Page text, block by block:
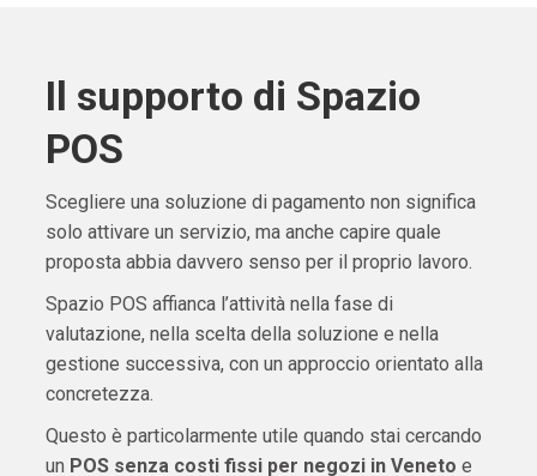
Il supporto di Spazio
POS
Scegliere una soluzione di pagamento non significa
solo attivare un servizio, ma anche capire quale
proposta abbia davvero senso per il proprio lavoro.
Spazio POS affianca l’attività nella fase di
valutazione, nella scelta della soluzione e nella
gestione successiva, con un approccio orientato alla
concretezza.
Questo è particolarmente utile quando stai cercando
un POS senza costi fissi per negozi in Veneto e